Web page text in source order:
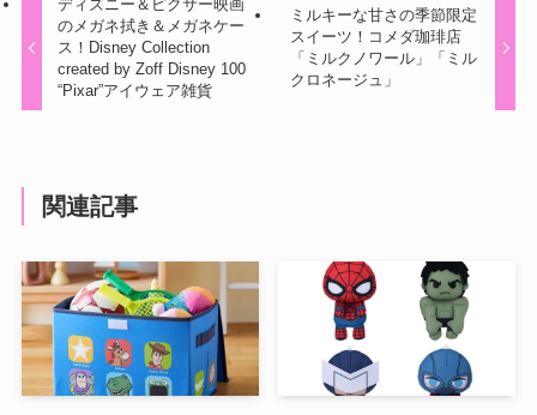
ディズニー＆ピクサー映画
のメガネ拭き＆メガネケー
ス！Disney Collection
created by Zoff Disney 100
“Pixar”アイウェア雑貨
ミルキーな甘さの季節限定
スイーツ！コメダ珈琲店
「ミルクノワール」「ミル
クロネージュ」
関連記事